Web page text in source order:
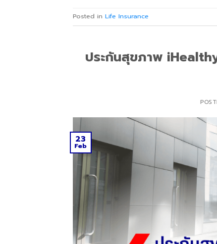
Posted in Life Insurance
ประกันสุขภาพ
23
Feb